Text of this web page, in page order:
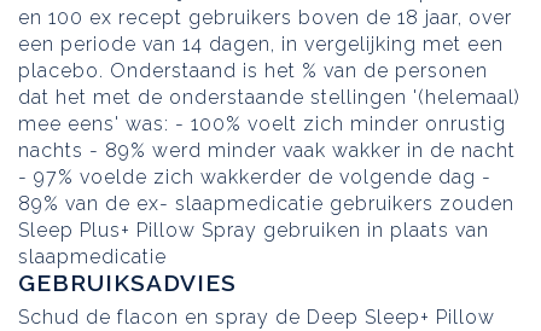
en 100 ex recept gebruikers boven de 18 jaar, over
een periode van 14 dagen, in vergelijking met een
placebo. Onderstaand is het % van de personen
dat het met de onderstaande stellingen '(helemaal)
mee eens' was: - 100% voelt zich minder onrustig
nachts - 89% werd minder vaak wakker in de nacht
- 97% voelde zich wakkerder de volgende dag -
89% van de ex- slaapmedicatie gebruikers zouden
Sleep Plus+ Pillow Spray gebruiken in plaats van
slaapmedicatie
GEBRUIKSADVIES
Schud de flacon en spray de Deep Sleep+ Pillow